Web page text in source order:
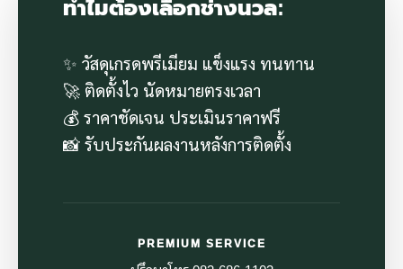
ทำไมต้องเลือกช่างนวล:
✨ วัสดุเกรดพรีเมียม แข็งแรง ทนทาน
🚀 ติดตั้งไว นัดหมายตรงเวลา
💰 ราคาชัดเจน ประเมินราคาฟรี
📸 รับประกันผลงานหลังการติดตั้ง
PREMIUM SERVICE